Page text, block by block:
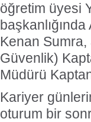
öğretim üyesi
Kenan
Güvenlik)
Müdürü
Kariyer
oturum bir